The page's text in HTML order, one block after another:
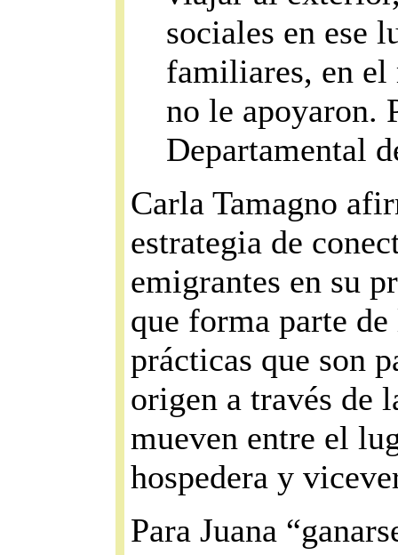
sociales en ese
familiares, en el
no le apoyaron.
Departamental
Carla Tamagno
estrategia de
emigrantes en su
que forma parte
prácticas que son
origen a través de
mueven entre el
hospedera y
Para Juana